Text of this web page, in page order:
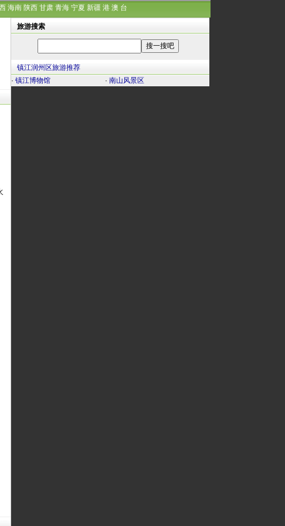
海南 陕西 甘肃 青海 宁夏 新疆 港 澳 台
旅游搜索
镇江润州区旅游推荐
· 镇江博物馆 · 南山风景区